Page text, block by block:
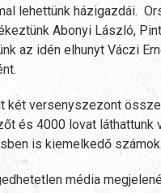
lehettünk házigazdái.
Abonyi László,
az idén elhunyt Váczi
két versenyszezont
és 4000 lovat láthattunk
is kiemelkedő számok.
média